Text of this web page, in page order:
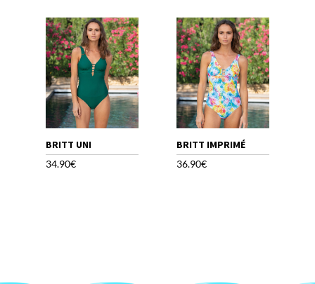
à
42.90€
à
39.90€
BRITT UNI
34.90€
BRITT IMPRIMÉ
36.90€